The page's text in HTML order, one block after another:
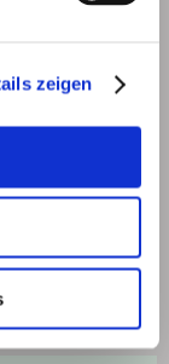
zeigen
bearbeitet,
gegeben
im vom